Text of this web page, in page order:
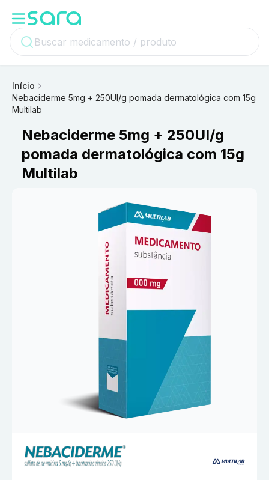
Início
Nebaciderme 5mg + 250UI/g pomada dermatológica com 15g
Multilab
Nebaciderme 5mg + 250UI/g
pomada dermatológica com 15g
Multilab